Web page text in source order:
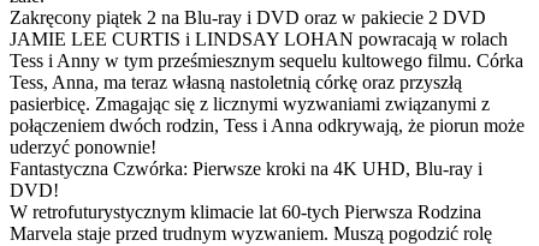
Zakręcony piątek 2 na Blu-ray i DVD oraz w pakiecie 2 DVD
JAMIE LEE CURTIS i LINDSAY LOHAN powracają w rolach
Tess i Anny w tym prześmiesznym sequelu kultowego filmu. Córka
Tess, Anna, ma teraz własną nastoletnią córkę oraz przyszłą
pasierbicę. Zmagając się z licznymi wyzwaniami związanymi z
połączeniem dwóch rodzin, Tess i Anna odkrywają, że piorun może
uderzyć ponownie!
Fantastyczna Czwórka: Pierwsze kroki na 4K UHD, Blu-ray i
DVD!
W retrofuturystycznym klimacie lat 60-tych Pierwsza Rodzina
Marvela staje przed trudnym wyzwaniem. Muszą pogodzić rolę